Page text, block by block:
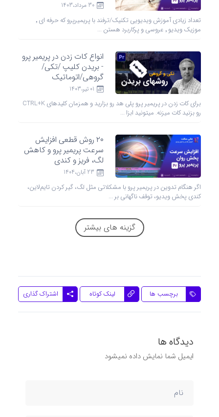
30 مرداد،1403
تعداد زیادی آموزش ویدیویی تکنیک/ترفند با پریمیرپرو که حرفه‌ ای ٬
موزیک ویدیو ٬ عروسی و پرکاربرد هستن ...
انواع کات زدن در پریمیر پرو
- بریدن کلیپ /تکی/
گروهی/اتوماتیک
01 تیر،1403
برای کات زدن در پریمیر پرو پلی هد رو بزارید و همزمان کلیدهای CTRL+K
رو بزنید کات میزنه. میتونید ابزا ...
۲۰ روش قطعی افزایش
سرعت پریمیر پرو و کاهش
لگ، فریز و کندی
23 آبان،1404
اگر هنگام تدوین در پریمیر پرو با مشکلاتی مثل لگ، گیر کردن تایم‌لاین،
کندی پخش ویدیو، توقف ناگهانی بر ...
گزینه های بیشتر
برچسب ها لینک کوتاه اشتراک گذاری
دیدگاه ها
ایمیل شما نمایش داده نمیشود